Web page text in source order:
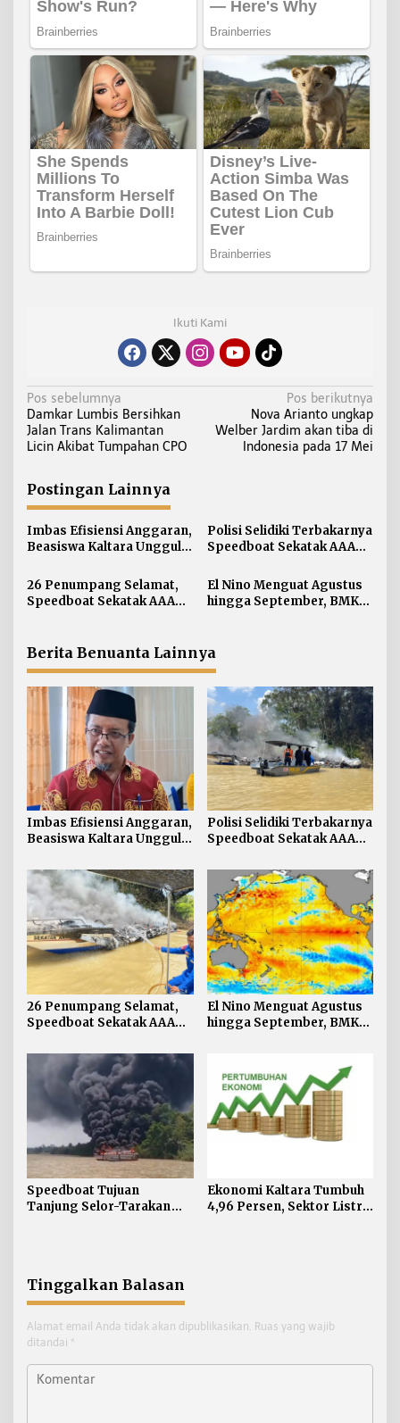
Ikuti Kami
N
a
v
g
a
s
i
p
o
s
Pos sebelumnya
Damkar Lumbis Bersihkan
Jalan Trans Kalimantan
Licin Akibat Tumpahan CPO
Pos berikutnya
Nova Arianto ungkap
Welber Jardim akan tiba di
Indonesia pada 17 Mei
Postingan Lainnya
Imbas Efisiensi Anggaran,
Beasiswa Kaltara Unggul
Skema
Polisi Selidiki Terbakarnya
Speedboat Sekatak AAA
Diduga dari Genset
26 Penumpang Selamat,
Speedboat Sekatak AAA
El Nino Menguat Agustus
hingga September, BMKG:
Berita Benuanta Lainnya
Imbas Efisiensi Anggaran,
Beasiswa Kaltara Unggul
Skema
Polisi Selidiki Terbakarnya
Speedboat Sekatak AAA
Diduga dari Genset
26 Penumpang Selamat,
Speedboat Sekatak AAA
El Nino Menguat Agustus
hingga September, BMKG:
Speedboat Tujuan
Tanjung Selor-Tarakan
Ekonomi Kaltara Tumbuh
4,96 Persen, Sektor Listrik
Tinggalkan Balasan
Alamat email Anda tidak akan dipublikasikan. Ruas yang wajib
ditandai *